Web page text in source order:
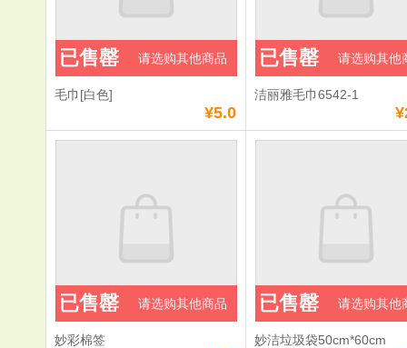
毛巾[白色]
¥5.0
已售罄 请选购其他商品
洁丽雅毛巾6542-1
已售罄 请选购其他
妙彩棉签
已售罄 请选购其他商品
妙洁垃圾袋50cm*60cm
已售罄 请选购其他